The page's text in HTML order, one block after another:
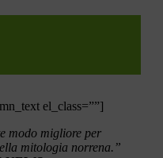
el_class=””]
modo migliore per
mitologia norrena.”